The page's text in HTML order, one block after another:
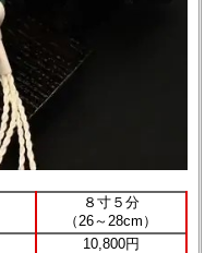
８寸５分
（26～28cm）
10,800円